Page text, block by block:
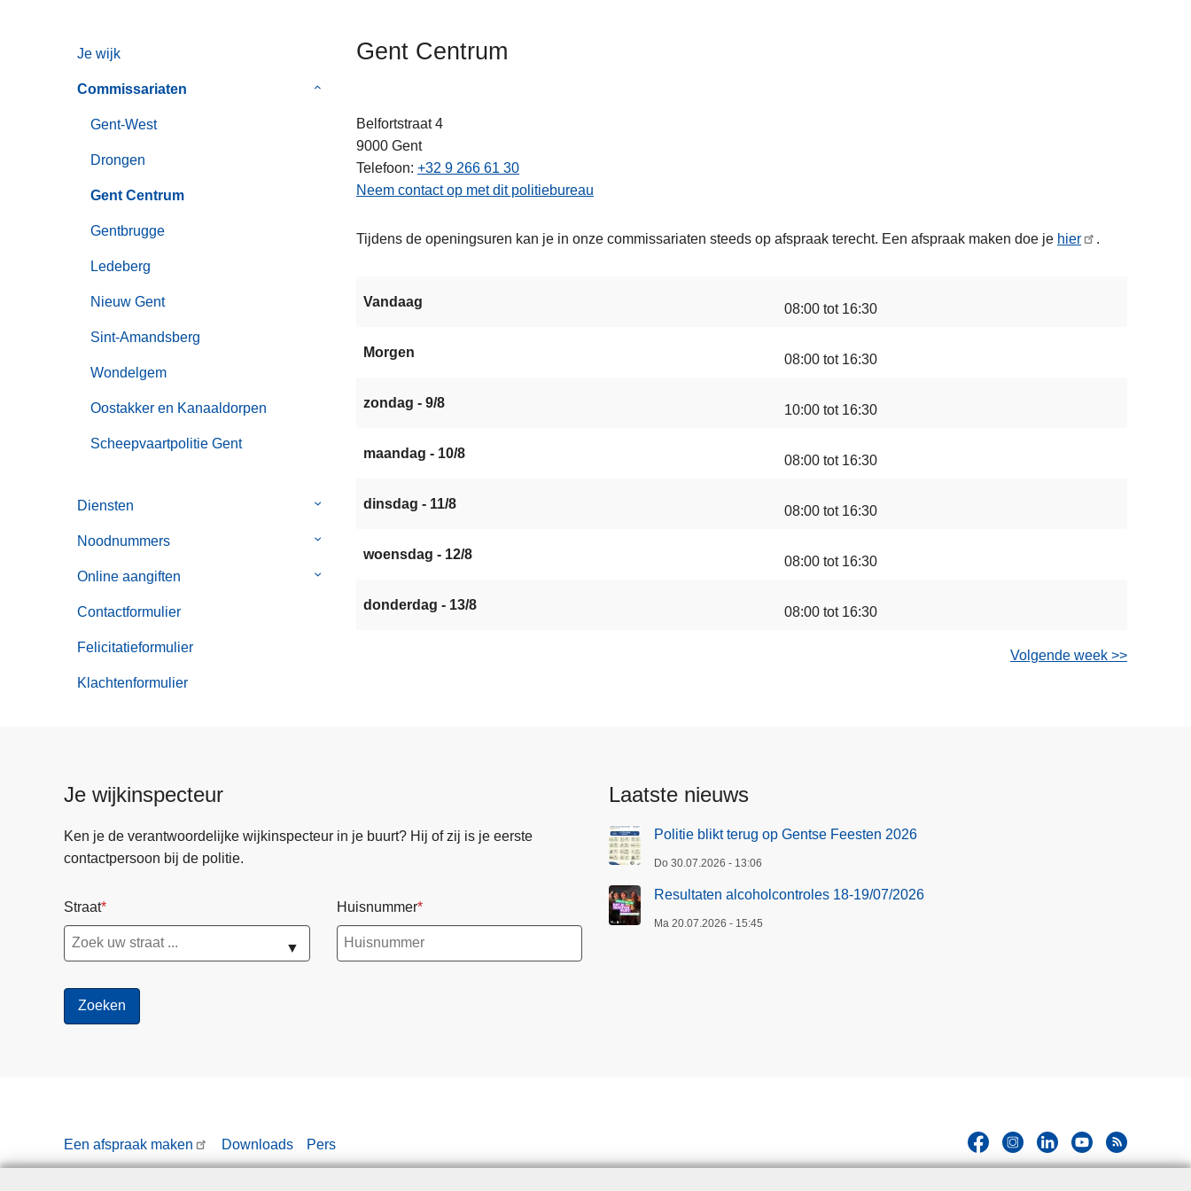
Je wijk
Commissariaten
Submenu
Commissariaten
Gent-West
Drongen
Gent Centrum
Gentbrugge
Ledeberg
Nieuw Gent
Sint-Amandsberg
Wondelgem
Oostakker en Kanaaldorpen
Scheepvaartpolitie Gent
Diensten
Submenu
Diensten
Noodnummers
Submenu
Online aangiften
Submenu
Contactformulier
Felicitatieformulier
Klachtenformulier
Gent Centrum
Belfortstraat 4
9000 Gent
Telefoon +32 9 266 61 30
Neem contact op met dit politiebureau
Tijdens de openingsuren kan je in onze commissariaten steeds op afspraak terecht. Een afspraak maken doe je hier .
Vandaag 08:00 tot 16:30
Morgen 08:00 tot 16:30
zondag - 9/8 10:00 tot 16:30
maandag - 10/8 08:00 tot 16:30
dinsdag - 11/8 08:00 tot 16:30
woensdag - 12/8 08:00 tot 16:30
donderdag - 13/8 08:00 tot 16:30
Volgende week >>
Je wijkinspecteur
Ken je de verantwoordelijke wijkinspecteur in je buurt? Hij of zij is je eerste
contactpersoon bij de politie.
Straat
▼
Huisnummer
Laatste nieuws
Politie blikt terug op Gentse Feesten 2026
Do 30.07.2026 - 13:06
Resultaten alcoholcontroles 18-19/07/2026
Ma 20.07.2026 - 15:45
Een afspraak maken Downloads Pers